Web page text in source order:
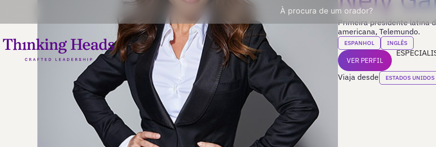
À procura de um orador?
Primeira presidente latina
americana, Telemundo.
ESPANHOL INGLÊS
VER PERFIL
Viaja desde ESTADOS UNIDOS